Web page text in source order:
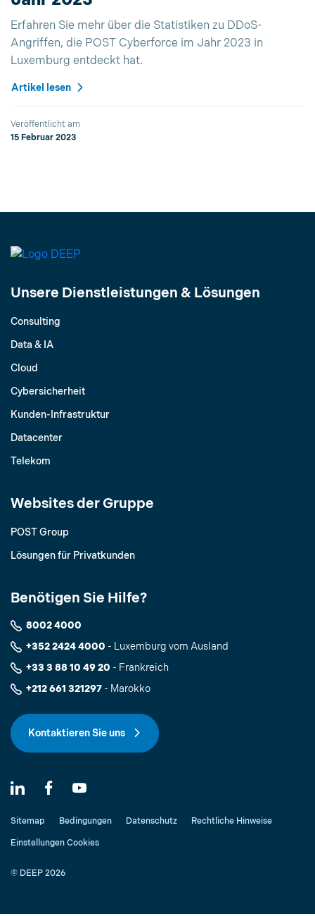
Erfahren Sie mehr über die Statistiken zu DDoS-
Angriffen, die POST Cyberforce im Jahr 2023 in
Luxemburg entdeckt hat.
Artikel lesen
Veröffentlicht am
15 Februar 2023
Unsere Dienstleistungen & Lösungen
Consulting
Data & IA
Cloud
Cybersicherheit
Kunden-Infrastruktur
Datacenter
Telekom
Websites der Gruppe
POST Group
Lösungen für Privatkunden
Benötigen Sie Hilfe?
8002 4000
+352 2424 4000 - Luxemburg vom Ausland
+33 3 88 10 49 20 - Frankreich
+212 661 321297 - Marokko
Kontaktieren Sie uns
Sitemap Bedingungen Datenschutz Rechtliche Hinweise
Einstellungen Cookies
© DEEP 2026